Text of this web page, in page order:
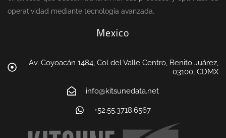
operatividad mediante tecnología avanzada.
Mexico
Av. Coyoacán 1484, Col del Valle Centro, Benito Juárez,
03100, CDMX
info@kitsunedata.net
+52.55.3718.6567